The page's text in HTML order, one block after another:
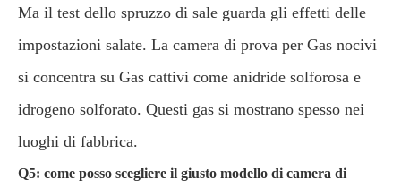
Ma il test dello spruzzo di sale guarda gli effetti delle
impostazioni salate. La camera di prova per Gas nocivi
si concentra su Gas cattivi come anidride solforosa e
idrogeno solforato. Questi gas si mostrano spesso nei
luoghi di fabbrica.
Q5: come posso scegliere il giusto modello di camera di